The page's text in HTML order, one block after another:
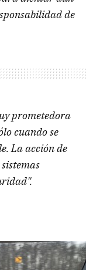
de
prometedora
cuando se
La acción de